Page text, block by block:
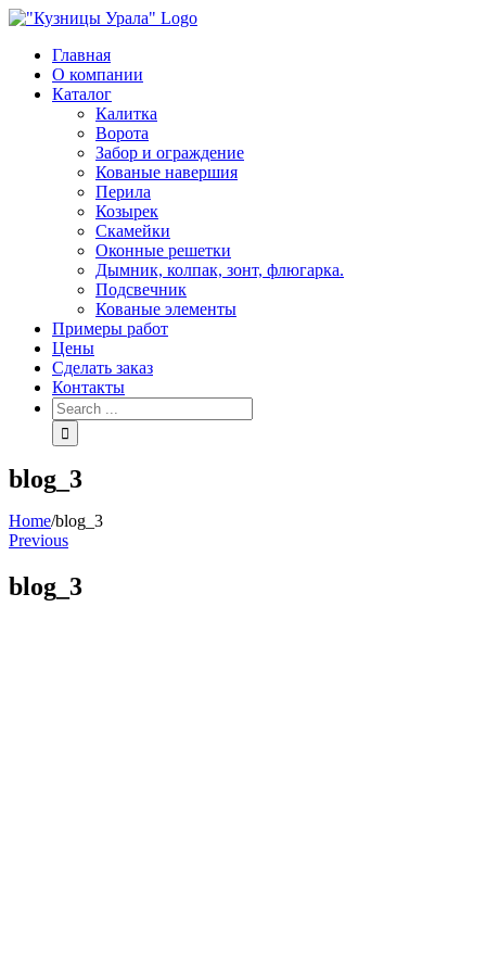
Skip
contentГлавная
О компании
Каталог
Калитка
Ворота
Забор и ограждение
Кованые навершия
Перила
Козырек
Скамейки
Оконные решетки
Дымник, колпак, зонт, флюгарка.
Подсвечник
Кованые элементы
Примеры работ
Цены
Сделать заказ
Контакты
Search
for:
blog_3
Home/blog_3
Previous
blog_3